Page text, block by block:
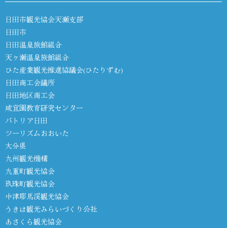
日田市観光協会天瀬支部
日田市
日田温泉旅館組合
天ヶ瀬温泉旅館組合
ひた産業観光推進協議会(ひたりずむ)
日田商工会議所
日田地区商工会
咸宜園教育研究センター
パトリア日田
ツーリズムおおいた
大分県
九州観光機構
九重町観光協会
玖珠町観光協会
中津耶馬渓観光協会
うきは観光みらいづくり公社
あさくら観光協会